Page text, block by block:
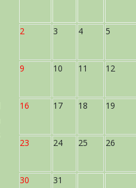
2 3 4 5
9 10 11 12
16 17 18 19
23 24 25 26
30 31